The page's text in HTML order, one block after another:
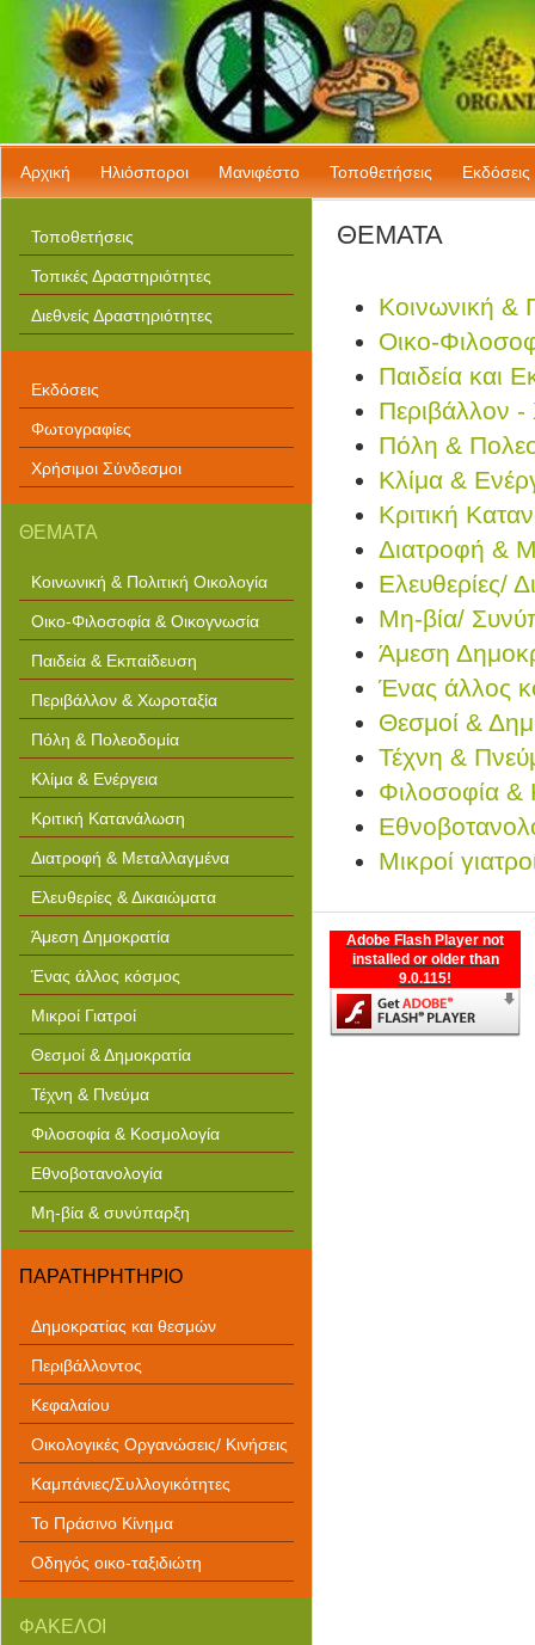
Αρχική Ηλιόσποροι Μανιφέστο Τοποθετήσεις Εκδόσεις
Τοποθετήσεις
Τοπικές Δραστηριότητες
Διεθνείς Δραστηριότητες
Εκδόσεις
Φωτογραφίες
Χρήσιμοι Σύνδεσμοι
ΘΕΜΑΤΑ
Κοινωνική & Πολιτική Οικολογία
Οικο-Φιλοσοφία & Οικογνωσία
Παιδεία & Εκπαίδευση
Περιβάλλον & Χωροταξία
Πόλη & Πολεοδομία
Κλίμα & Ενέργεια
Κριτική Κατανάλωση
Διατροφή & Μεταλλαγμένα
Ελευθερίες & Δικαιώματα
Άμεση Δημοκρατία
Ένας άλλος κόσμος
Μικροί Γιατροί
Θεσμοί & Δημοκρατία
Τέχνη & Πνεύμα
Φιλοσοφία & Κοσμολογία
Εθνοβοτανολογία
Μη-βία & συνύπαρξη
ΠΑΡΑΤΗΡΗΤΗΡΙΟ
Δημοκρατίας και θεσμών
Περιβάλλοντος
Κεφαλαίου
Οικολογικές Οργανώσεις/ Κινήσεις
Καμπάνιες/Συλλογικότητες
Το Πράσινο Κίνημα
Οδηγός οικο-ταξιδιώτη
ΦΑΚΕΛΟΙ
ΘΕΜΑΤΑ
Κοινωνική &
Οικο-
Παιδεία και
Περιβάλλον -
Πόλη &
Κλίμα &
Κριτική
Διατροφή &
Ελευθερίες/
Μη-βία/
Άμεση
Ένας άλλος
Θεσμοί &
Τέχνη &
Φιλοσοφία &
Μικροί
Adobe Flash Player not
installed or older than
9.0.115!